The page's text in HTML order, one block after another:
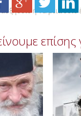
ή να μειώσετε
επίσης